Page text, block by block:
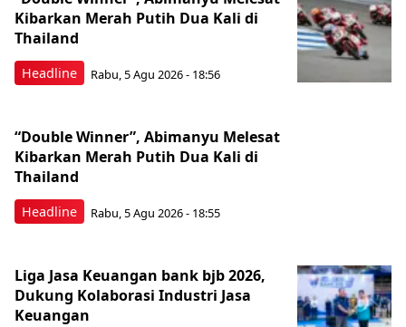
Headline
Kibarkan Merah Putih Dua Kali di
Thailand
Rabu, 5 Agu 2026 - 18:56
Headline
“Double Winner”, Abimanyu Melesat
Kibarkan Merah Putih Dua Kali di
Thailand
Rabu, 5 Agu 2026 - 18:55
Liga Jasa Keuangan bank bjb 2026,
Dukung Kolaborasi Industri Jasa
Keuangan